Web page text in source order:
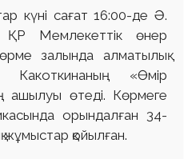
күні сағат 16:00-де Ә.
ҚР Мемлекеттік өнер
залында алматылық
Какоткинаның «Өмір
ашылуы өтеді. Көрмеге
орындалған 34-
жұмыстар қойылған.